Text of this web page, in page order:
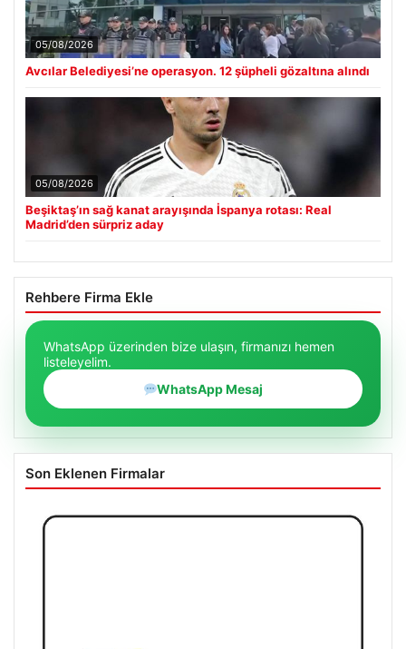
05/08/2026
Avcılar Belediyesi’ne operasyon. 12 şüpheli gözaltına alındı
05/08/2026
Beşiktaş’ın sağ kanat arayışında İspanya rotası: Real
Madrid’den sürpriz aday
Rehbere Firma Ekle
WhatsApp üzerinden bize ulaşın, firmanızı hemen
listeleyelim.
WhatsApp Mesaj
Son Eklenen Firmalar